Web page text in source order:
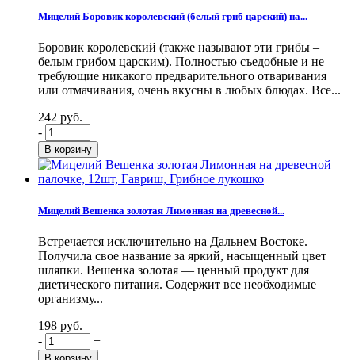
Мицелий Боровик королевский (белый гриб царский) на...
Боровик королевский (также называют эти грибы –
белым грибом царским). Полностью съедобные и не
требующие никакого предварительного отваривания
или отмачивания, очень вкусны в любых блюдах. Все...
242 руб.
-
+
Мицелий Вешенка золотая Лимонная на древесной...
Встречается исключительно на Дальнем Востоке.
Получила свое название за яркий, насыщенный цвет
шляпки. Вешенка золотая — ценный продукт для
диетического питания. Содержит все необходимые
организму...
198 руб.
-
+